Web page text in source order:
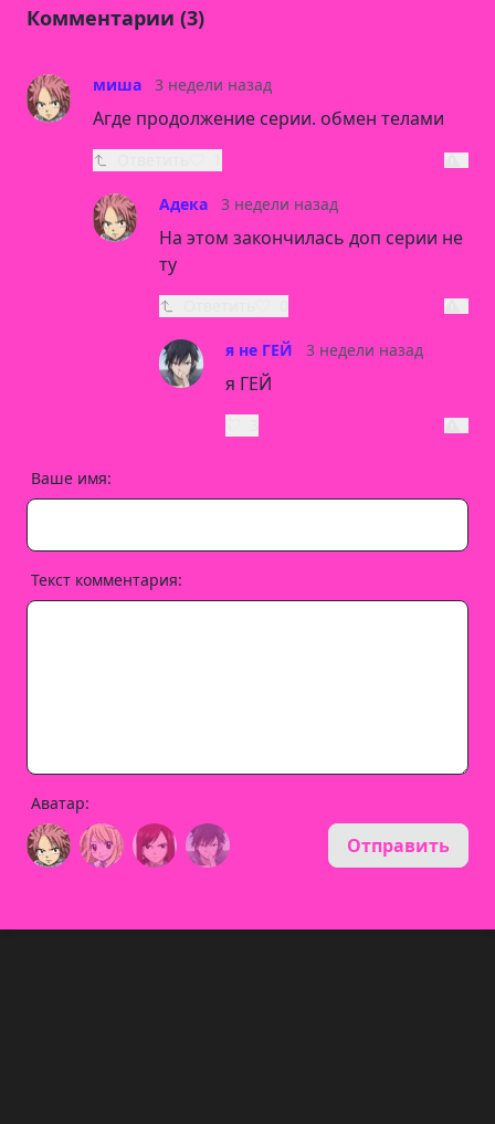
Комментарии (3)
миша 3 недели назад
Агде продолжение серии. обмен телами
Адека 3 недели назад
На этом закончилась доп серии не
ту
я не ГЕЙ 3 недели назад
я ГЕЙ
Ваше имя:
Текст комментария:
Аватар:
Отправить